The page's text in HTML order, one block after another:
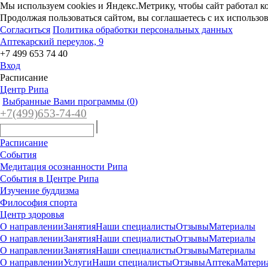
Мы используем cookies и Яндекс.Метрику, чтобы сайт работал
Продолжая пользоваться сайтом, вы соглашаетесь с их
Согласиться Политика обработки персональных данных
Аптекарский переулок, 9
+7 499 653 74 40
Вход
Расписание
Центр Рипа
Выбранные Вами программы (0)
+7(499)653-74-40
Расписание
События
Медитация осознанности Рипа
События в Центре Рипа
Изучение буддизма
Философия спорта
Центр здоровья
О направленииЗанятияНаши специалистыОтзывыМатериалы
О направленииЗанятияНаши специалистыОтзывыМатериалы
О направленииЗанятияНаши специалистыОтзывыМатериалы
О направленииУслугиНаши специалистыОтзывыАптека